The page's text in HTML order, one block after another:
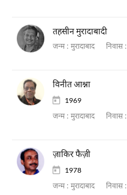
तहसीन मुरादाबादी
जन्म : मुरादाबाद निवास :
विनीत आश्ना
1969
जन्म : मुरादाबाद निवास :
ज़ाकिर फैज़ी
1978
जन्म : मुरादाबाद निवास :